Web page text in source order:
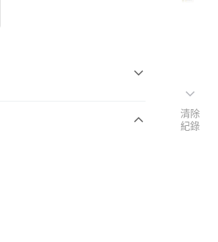
清除
紀錄